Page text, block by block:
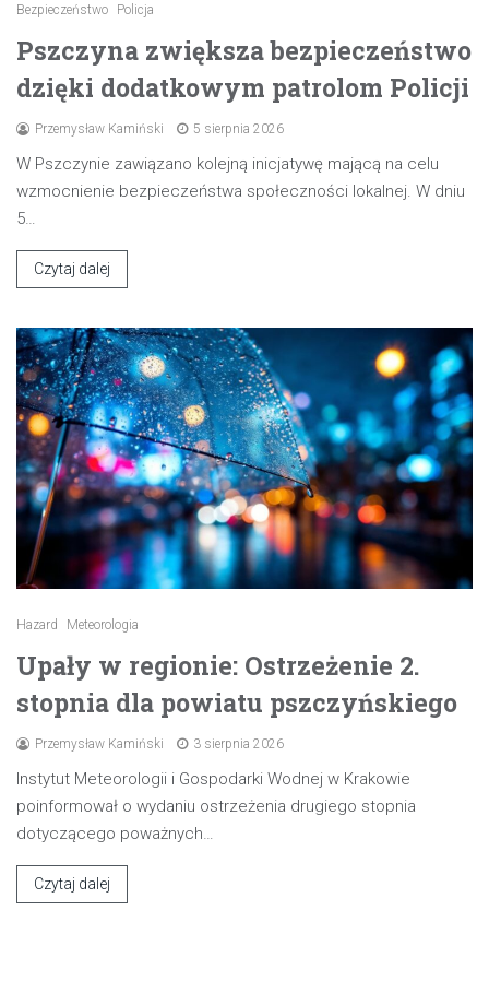
Bezpieczeństwo Policja
Pszczyna zwiększa bezpieczeństwo
dzięki dodatkowym patrolom Policji
Przemysław Kamiński 5 sierpnia 2026
W Pszczynie zawiązano kolejną inicjatywę mającą na celu
wzmocnienie bezpieczeństwa społeczności lokalnej. W dniu
5…
Czytaj dalej
Hazard Meteorologia
Upały w regionie: Ostrzeżenie 2.
stopnia dla powiatu pszczyńskiego
Przemysław Kamiński 3 sierpnia 2026
Instytut Meteorologii i Gospodarki Wodnej w Krakowie
poinformował o wydaniu ostrzeżenia drugiego stopnia
dotyczącego poważnych…
Czytaj dalej